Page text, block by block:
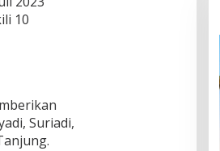
10
Suriadi,